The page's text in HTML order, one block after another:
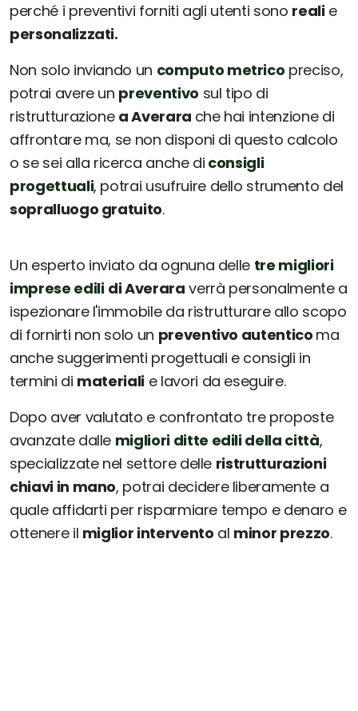
perché i preventivi forniti agli utenti sono realie
personalizzati.
Non solo inviando un computo metrico preciso,
potrai avere un preventivo sul tipo di
ristrutturazione a Averara che hai intenzione di
affrontare ma, se non disponi di questo calcolo
o se sei alla ricerca anche di consigli
progettuali, potrai usufruire dello strumento del
sopralluogo gratuito.
Un esperto inviato da ognuna delle tre migliori
imprese edili di Averara verrà personalmente a
ispezionare l'immobile da ristrutturare allo scopo
di fornirti non solo un preventivo autentico ma
anche suggerimenti progettuali e consigli in
termini di materiali e lavori da eseguire.
Dopo aver valutato e confrontato tre proposte
avanzate dalle migliori ditte edili della città,
specializzate nel settore delle ristrutturazioni
chiavi in mano, potrai decidere liberamente a
quale affidarti per risparmiare tempo e denaro e
ottenere il miglior intervento al minor prezzo.